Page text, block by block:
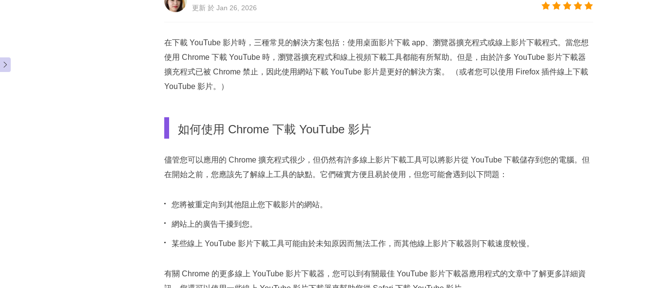

更新 於 Jan 26, 2026
在下載 YouTube 影片時，三種常見的解決方案包括：使用桌面影片下載 app、瀏覽器擴充程式或線上影片下載程式。當您想
使用 Chrome 下載 YouTube 時，瀏覽器擴充程式和線上視頻下載工具都能有所幫助。但是，由於許多 YouTube 影片下載器
擴充程式已被 Chrome 禁止，因此使用網站下載 YouTube 影片是更好的解決方案。 （或者您可以使用 Firefox 插件線上下載
YouTube 影片。）
如何使用 Chrome 下載 YouTube 影片
儘管您可以應用的 Chrome 擴充程式很少，但仍然有許多線上影片下載工具可以將影片從 YouTube 下載儲存到您的電腦。但
在開始之前，您應該先了解線上工具的缺點。它們確實方便且易於使用，但您可能會遇到以下問題：
您將被重定向到其他阻止您下載影片的網站。
網站上的廣告干擾到您。
某些線上 YouTube 影片下載工具可能由於未知原因而無法工作，而其他線上影片下載器則下載速度較慢。
有關 Chrome 的更多線上 YouTube 影片下載器，您可以到有關最佳 YouTube 影片下載器應用程式的文章中了解更多詳細資